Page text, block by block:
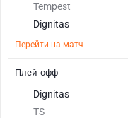
Tempest
Dignitas
Перейти на матч
Dignitas
TS
Плей-офф